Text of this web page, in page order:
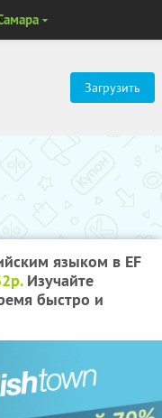
Загрузить
языком в EF
Изучайте
быстро и